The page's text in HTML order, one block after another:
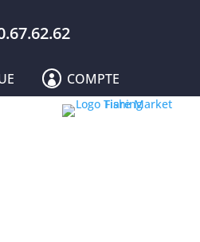
 COMPTE